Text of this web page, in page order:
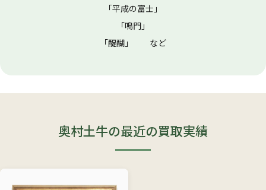
「平成の富士」
「鳴門」
「醍醐」 など
奥村土牛の最近の買取実績